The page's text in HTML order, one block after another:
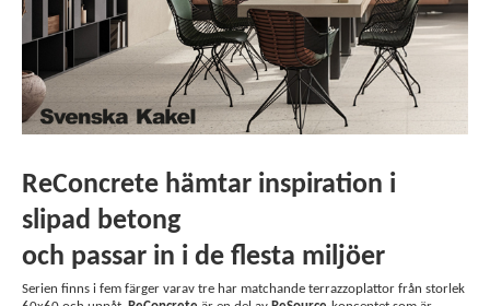
ReConcrete hämtar inspiration i
slipad betong
och passar in i de flesta miljöer
Serien finns i fem färger varav tre har matchande terrazzoplattor från storlek